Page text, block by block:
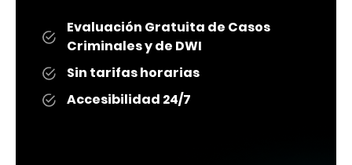
Evaluación Gratuita de Casos
Criminales y de DWI
Sin tarifas horarias
Accesibilidad 24/7